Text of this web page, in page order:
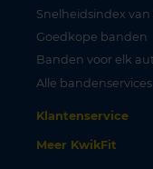
Snelheidsindex
Goedkope banden
Banden voor elk
Alle bandenservices
Klantenservice
Meer KwikFit